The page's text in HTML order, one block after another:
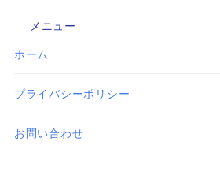
メニュー
ホーム
プライバシーポリシー
お問い合わせ